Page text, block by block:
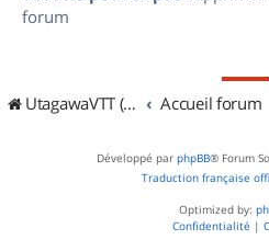
forum
UtagawaVTT (Randos VTT et VTTAE avec traces GPS) Accueil forum
Développé par phpBB® Forum
Traduction française
Optimized by:
Confidentialité |